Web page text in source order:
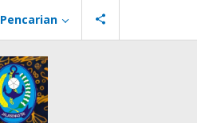
Pencarian